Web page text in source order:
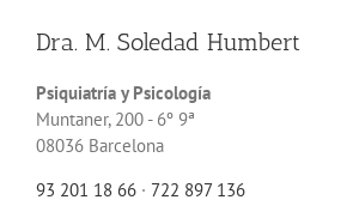
Dra. M. Soledad Humbert
Psiquiatría y Psicología
Muntaner, 200 - 6º 9ª
08036 Barcelona
93 201 18 66 · 722 897 136